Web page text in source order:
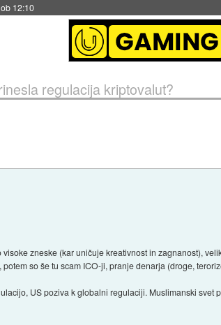
ob 11:37
regulacija kriptovalut?
zneske (kar uničuje kreativnost in zagnanost),
so še tu scam ICO-ji, pranje denarja (droge,
US poziva k globalni regulaciji. Muslimanski svet